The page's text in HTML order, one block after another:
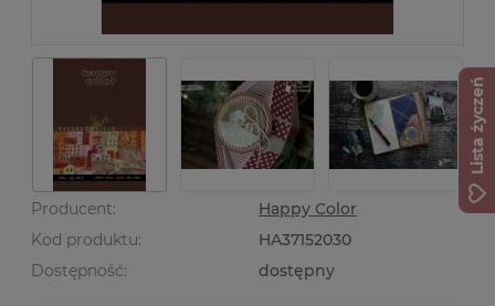
Producent:
Happy Color
Kod produktu:
HA37152030
Dostępność:
dostępny
Lista życzeń